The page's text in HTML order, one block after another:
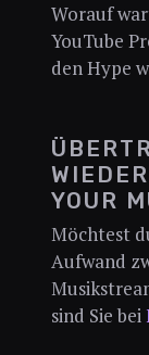
Worauf
YouTube
den Hype
YOUR
Möchtest
Aufwand
sind Sie bei